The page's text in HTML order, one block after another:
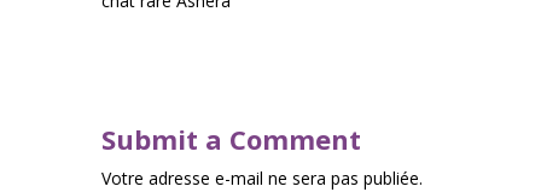
Submit a Comment
Votre adresse e-mail ne sera pas publiée.